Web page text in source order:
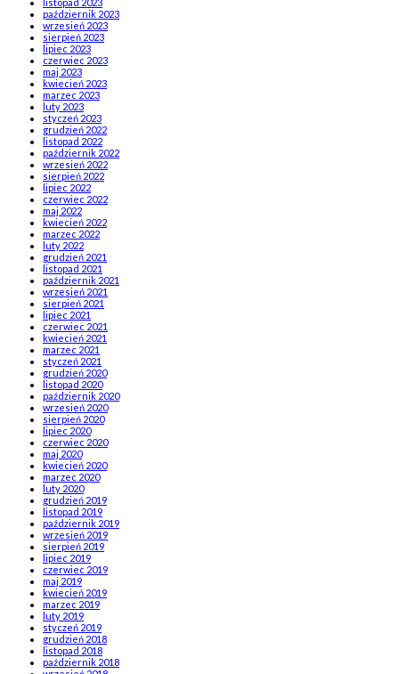
październik 2023
wrzesień 2023
sierpień 2023
lipiec 2023
czerwiec 2023
maj 2023
kwiecień 2023
marzec 2023
luty 2023
styczeń 2023
grudzień 2022
listopad 2022
październik 2022
wrzesień 2022
sierpień 2022
lipiec 2022
czerwiec 2022
maj 2022
kwiecień 2022
marzec 2022
luty 2022
grudzień 2021
listopad 2021
październik 2021
wrzesień 2021
sierpień 2021
lipiec 2021
czerwiec 2021
kwiecień 2021
marzec 2021
styczeń 2021
grudzień 2020
listopad 2020
październik 2020
wrzesień 2020
sierpień 2020
lipiec 2020
czerwiec 2020
maj 2020
kwiecień 2020
marzec 2020
luty 2020
grudzień 2019
listopad 2019
październik 2019
wrzesień 2019
sierpień 2019
lipiec 2019
czerwiec 2019
maj 2019
kwiecień 2019
marzec 2019
luty 2019
styczeń 2019
grudzień 2018
listopad 2018
październik 2018